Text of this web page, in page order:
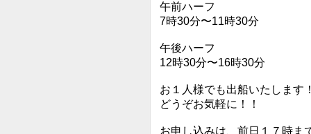
午前ハーフ
7時30分〜11時30分
午後ハーフ
12時30分〜16時30分
お１人様でも出船いたします！
どうぞお気軽に！！
お申し込みは、前日１７時ま